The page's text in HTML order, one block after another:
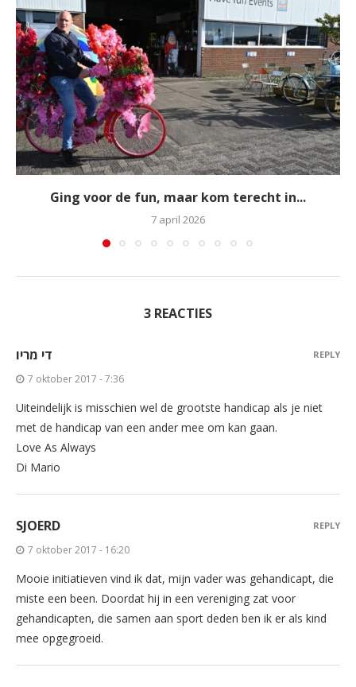
Ging voor de fun, maar kom terecht in...
7 april 2026
3 REACTIES
די מריו
7 oktober 2017 - 7:36
Uiteindelijk is misschien wel de grootste handicap als je niet
met de handicap van een ander mee om kan gaan.
Love As Always
Di Mario
REPLY
SJOERD
7 oktober 2017 - 16:20
Mooie initiatieven vind ik dat, mijn vader was gehandicapt, die
miste een been. Doordat hij in een vereniging zat voor
gehandicapten, die samen aan sport deden ben ik er als kind
mee opgegroeid.
REPLY